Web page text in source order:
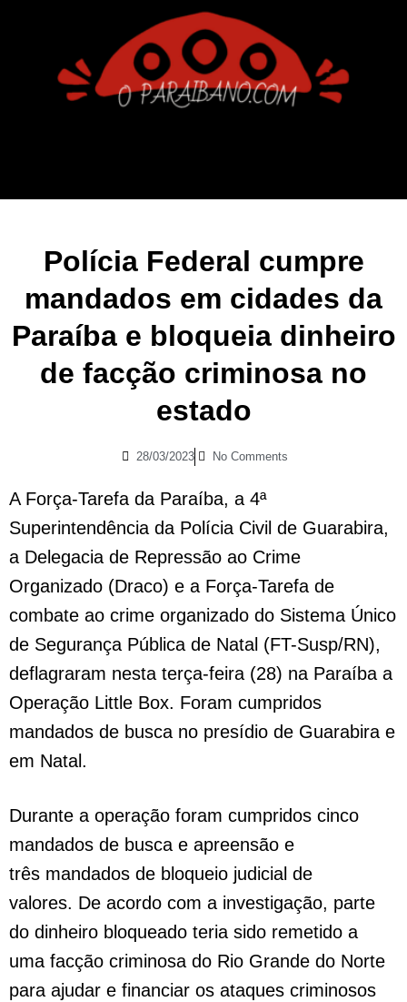
Polícia Federal cumpre
mandados em cidades da
Paraíba e bloqueia dinheiro
de facção criminosa no
estado
28/03/2023 No Comments
A Força-Tarefa da Paraíba, a 4ª
Superintendência da Polícia Civil de Guarabira,
a Delegacia de Repressão ao Crime
Organizado (Draco) e a Força-Tarefa de
combate ao crime organizado do Sistema Único
de Segurança Pública de Natal (FT-Susp/RN),
deflagraram nesta terça-feira (28) na Paraíba a
Operação Little Box. Foram cumpridos
mandados de busca no presídio de Guarabira e
em Natal.
Durante a operação foram cumpridos cinco
mandados de busca e apreensão e
três mandados de bloqueio judicial de
valores. De acordo com a investigação, parte
do dinheiro bloqueado teria sido remetido a
uma facção criminosa do Rio Grande do Norte
para ajudar e financiar os ataques criminosos